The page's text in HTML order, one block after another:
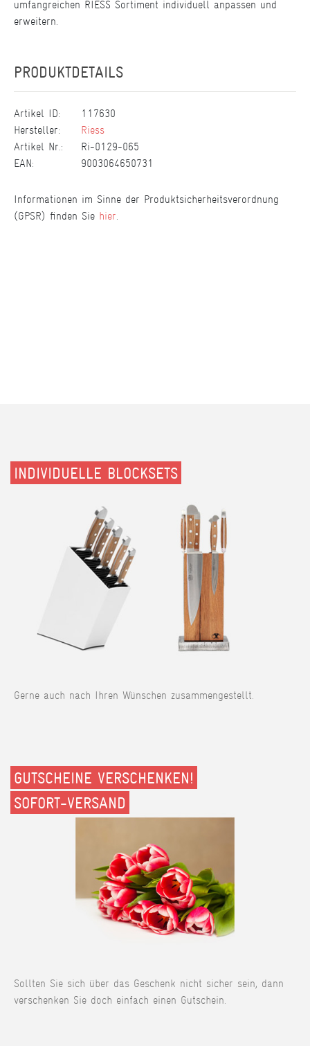
umfangreichen RIESS Sortiment individuell anpassen und
erweitern.
PRODUKTDETAILS
Artikel ID:
117630
Hersteller:
Riess
Artikel Nr.:
Ri-0129-065
EAN:
9003064650731
Informationen im Sinne der Produktsicherheitsverordnung
(GPSR) finden Sie hier
INDIVIDUELLE BLOCKSETS
Gerne auch nach Ihren Wünschen zusammengestellt.
GUTSCHEINE VERSCHENKEN!
SOFORT-VERSAND
Sollten Sie sich über das Geschenk nicht sicher sein, dann
verschenken Sie doch einfach einen Gutschein.